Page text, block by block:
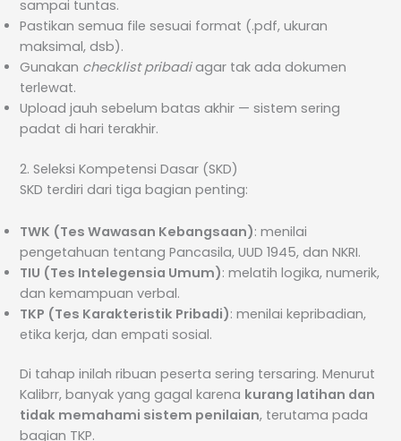
sampai tuntas.
Pastikan semua file sesuai format (.pdf, ukuran
maksimal, dsb).
Gunakan checklist pribadiagar tak ada dokumen
terlewat.
Upload jauh sebelum batas akhir — sistem sering
padat di hari terakhir.
2. Seleksi Kompetensi Dasar (SKD)
SKD terdiri dari tiga bagian penting:
TWK (Tes Wawasan Kebangsaan): menilai
pengetahuan tentang Pancasila, UUD 1945, dan NKRI.
TIU (Tes Intelegensia Umum): melatih logika, numerik,
dan kemampuan verbal.
TKP (Tes Karakteristik Pribadi): menilai kepribadian,
etika kerja, dan empati sosial.
Di tahap inilah ribuan peserta sering tersaring. Menurut
Kalibrr, banyak yang gagal karena kurang latihan dan
tidak memahami sistem penilaian, terutama pada
bagian TKP.